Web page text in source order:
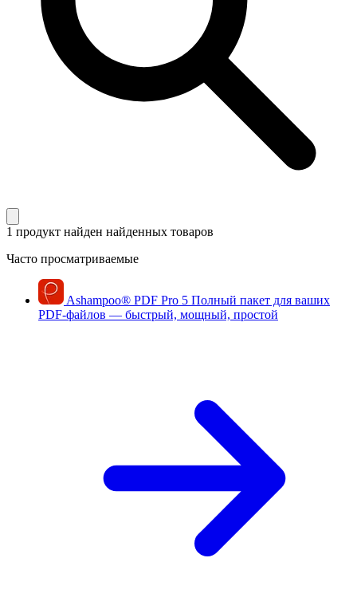
1 продукт найден найденных товаров
Часто просматриваемые
Ashampoo® PDF Pro 5 Полный пакет для ваших
PDF-файлов — быстрый, мощный, простой